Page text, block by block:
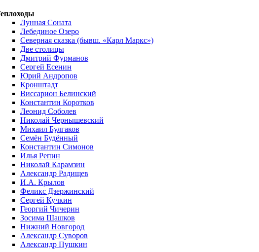
Лунная Соната
Лебединое Озеро
Северная сказка (бывш. «Карл Маркс»)
Две столицы
Дмитрий Фурманов
Сергей Есенин
Юрий Андропов
Кронштадт
Виссарион Белинский
Константин Коротков
Леонид Соболев
Николай Чернышевский
Михаил Булгаков
Семён Будённый
Константин Симонов
Илья Репин
Николай Карамзин
Александр Радищев
И.А. Крылов
Феликс Дзержинский
Сергей Кучкин
Георгий Чичерин
Зосима Шашков
Нижний Новгород
Александр Суворов
Александр Пушкин